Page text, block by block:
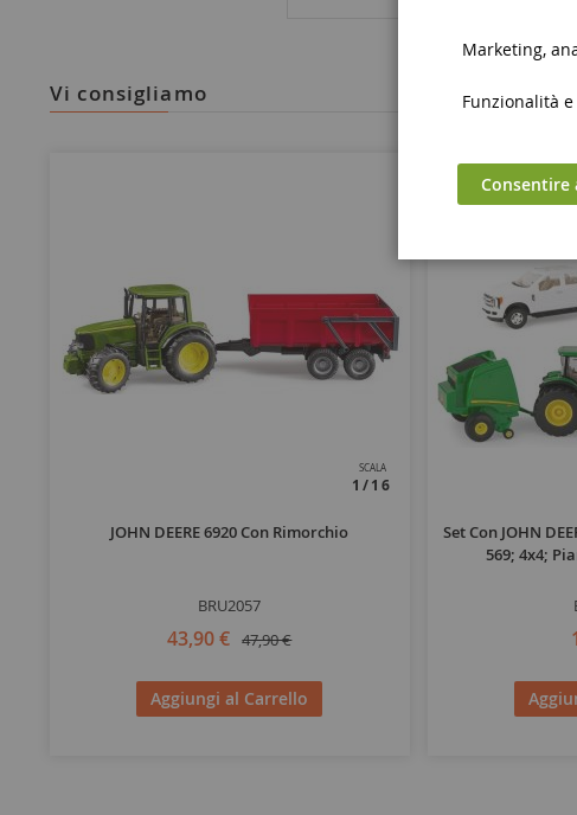
vi consigliamo
SCALA
1/16
JOHN DEERE 6920 Con Rimorchio
BRU2057
43,90 € 47,90 €
Aggiungi al Carrello
Set Con JOHN
569; 4x4;
Marketing,
Funzionalità